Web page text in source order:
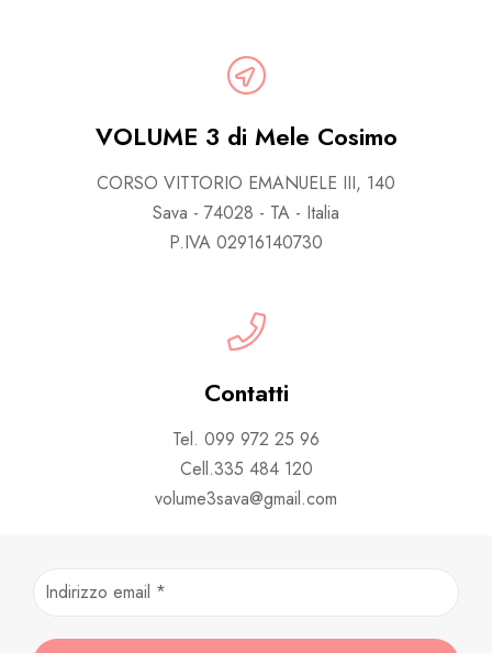
VOLUME 3 di Mele Cosimo
CORSO VITTORIO EMANUELE III, 140
Sava - 74028 - TA - Italia
P.IVA 02916140730
Contatti
Tel. 099 972 25 96
Cell.335 484 120
volume3sava@gmail.com